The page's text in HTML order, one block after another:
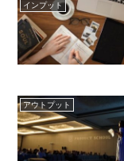
インプット
アウトプット